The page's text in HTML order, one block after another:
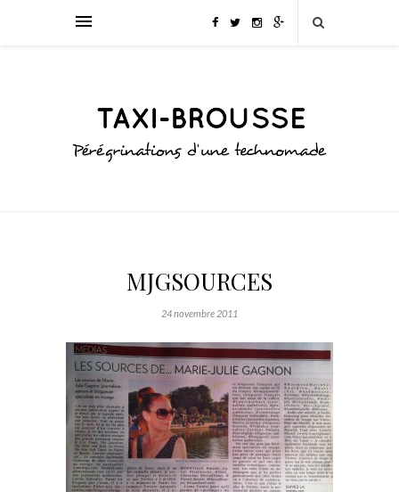
MJGSOURCES
24 novembre 2011